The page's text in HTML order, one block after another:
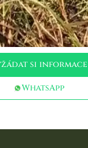
si informace
WhatsApp